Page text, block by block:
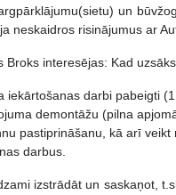
un
neskaidros risinājumus ar
Broks interesējas: Kad
iekārtošanas darbi pabeigti
demontāžu (pilna
pastiprināšanu, kā arī
darbus.
izstrādāt un saskaņot,